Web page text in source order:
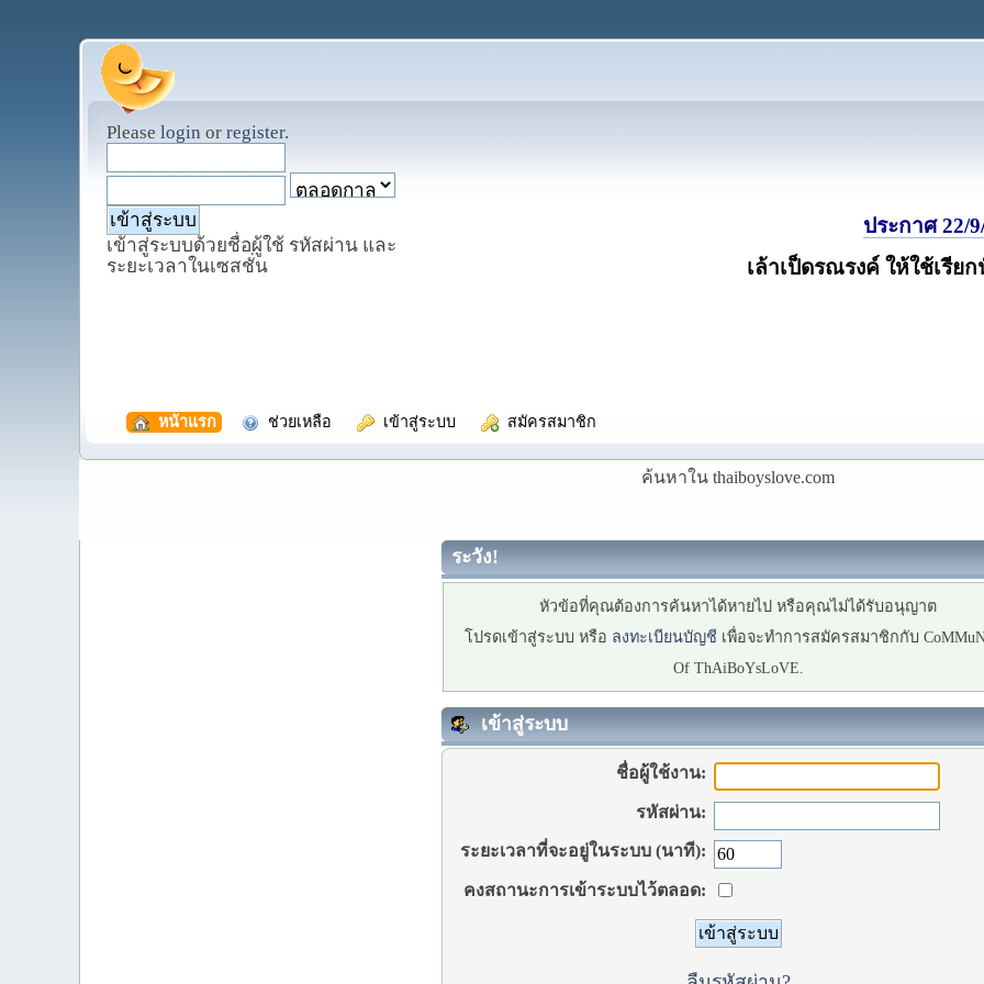
Please login or register.
เข้าสู่ระบบด้วยชื่อผู้ใช้ รหัสผ่าน และ
ระยะเวลาในเซสชั่น
ประกาศ 22/
เล้าเป็ดรณรงค์ ให้ใช้เรีย
หน้าแรก ช่วยเหลือ เข้าสู่ระบบ สมัครสมาชิก
ค้นหาใน thaiboyslove.com
ระวัง!
หัวข้อที่คุณต้องการค้นหาได้หายไป หรือคุณไม่ได้รับอนุญาต
โปรดเข้าสู่ระบบ หรือ ลงทะเบียนบัญชี เพื่อจะทำการสมัครสมาชิกกับ
Of ThAiBoYsLoVE.
เข้าสู่ระบบ
ชื่อผู้ใช้งาน:
รหัสผ่าน:
ระยะเวลาที่จะอยู่ในระบบ (นาที):
คงสถานะการเข้าระบบไว้ตลอด: